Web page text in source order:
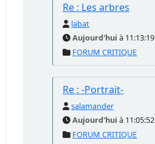
Re : Les arbres
labat
Aujourd'hui à 11:13:19
FORUM CRITIQUE
Re : -Portrait-
salamander
Aujourd'hui à 11:05:52
FORUM CRITIQUE